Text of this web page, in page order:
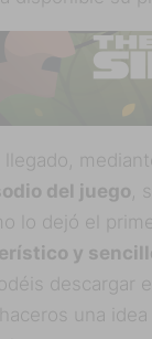
del juego ,
lo dejó el
y
descargar
una idea